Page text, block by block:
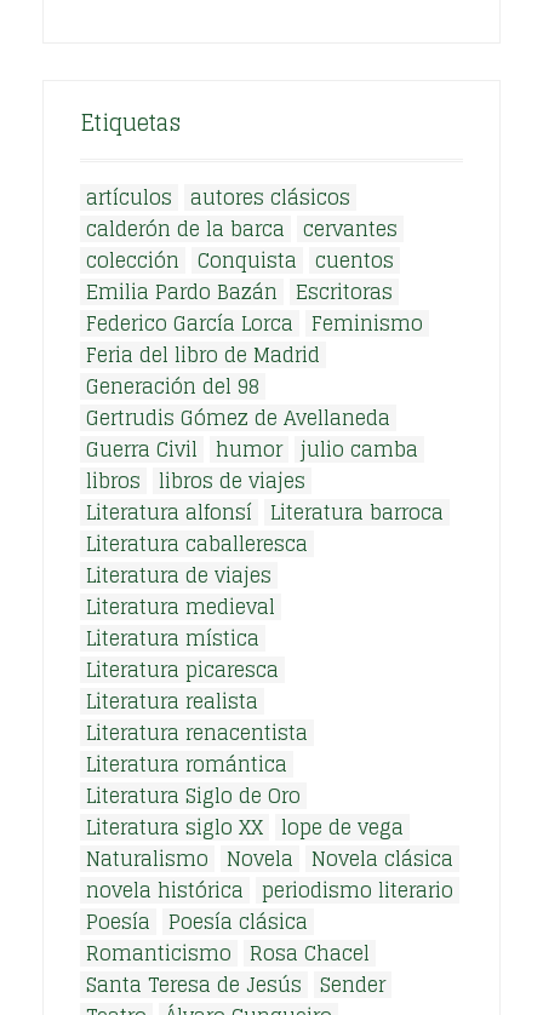
Etiquetas
artículos
autores clásicos
calderón de la barca cervantes
colección Conquista cuentos
Emilia Pardo Bazán
Escritoras
Federico García Lorca
Feminismo
Feria del libro de Madrid
Generación del 98
Gertrudis Gómez de Avellaneda
Guerra Civil humor julio camba
libros libros de viajes
Literatura alfonsí Literatura barroca
Literatura caballeresca
Literatura de viajes
Literatura medieval
Literatura mística
Literatura picaresca
Literatura realista
Literatura renacentista
Literatura romántica
Literatura Siglo de Oro
Literatura siglo XX lope de vega
Naturalismo
Novela
Novela clásica
novela histórica periodismo literario
Poesía
Poesía clásica
Romanticismo
Rosa Chacel
Santa Teresa de Jesús Sender